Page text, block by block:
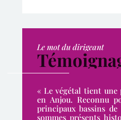
Le mot du dirigeant
« Le végétal tient une
en Anjou. Reconnu
principaux bassins
sommes présents